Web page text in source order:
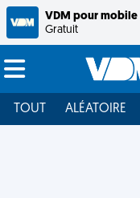
VDM pour mobile
Gratuit
TOUT ALÉATOIRE